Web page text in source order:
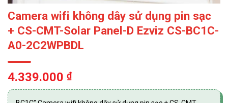
Camera wifi không dây sử dụng pin sạc
+ CS-CMT-Solar Panel-D Ezviz CS-BC1C-
A0-2C2WPBDL
4.339.000 ₫